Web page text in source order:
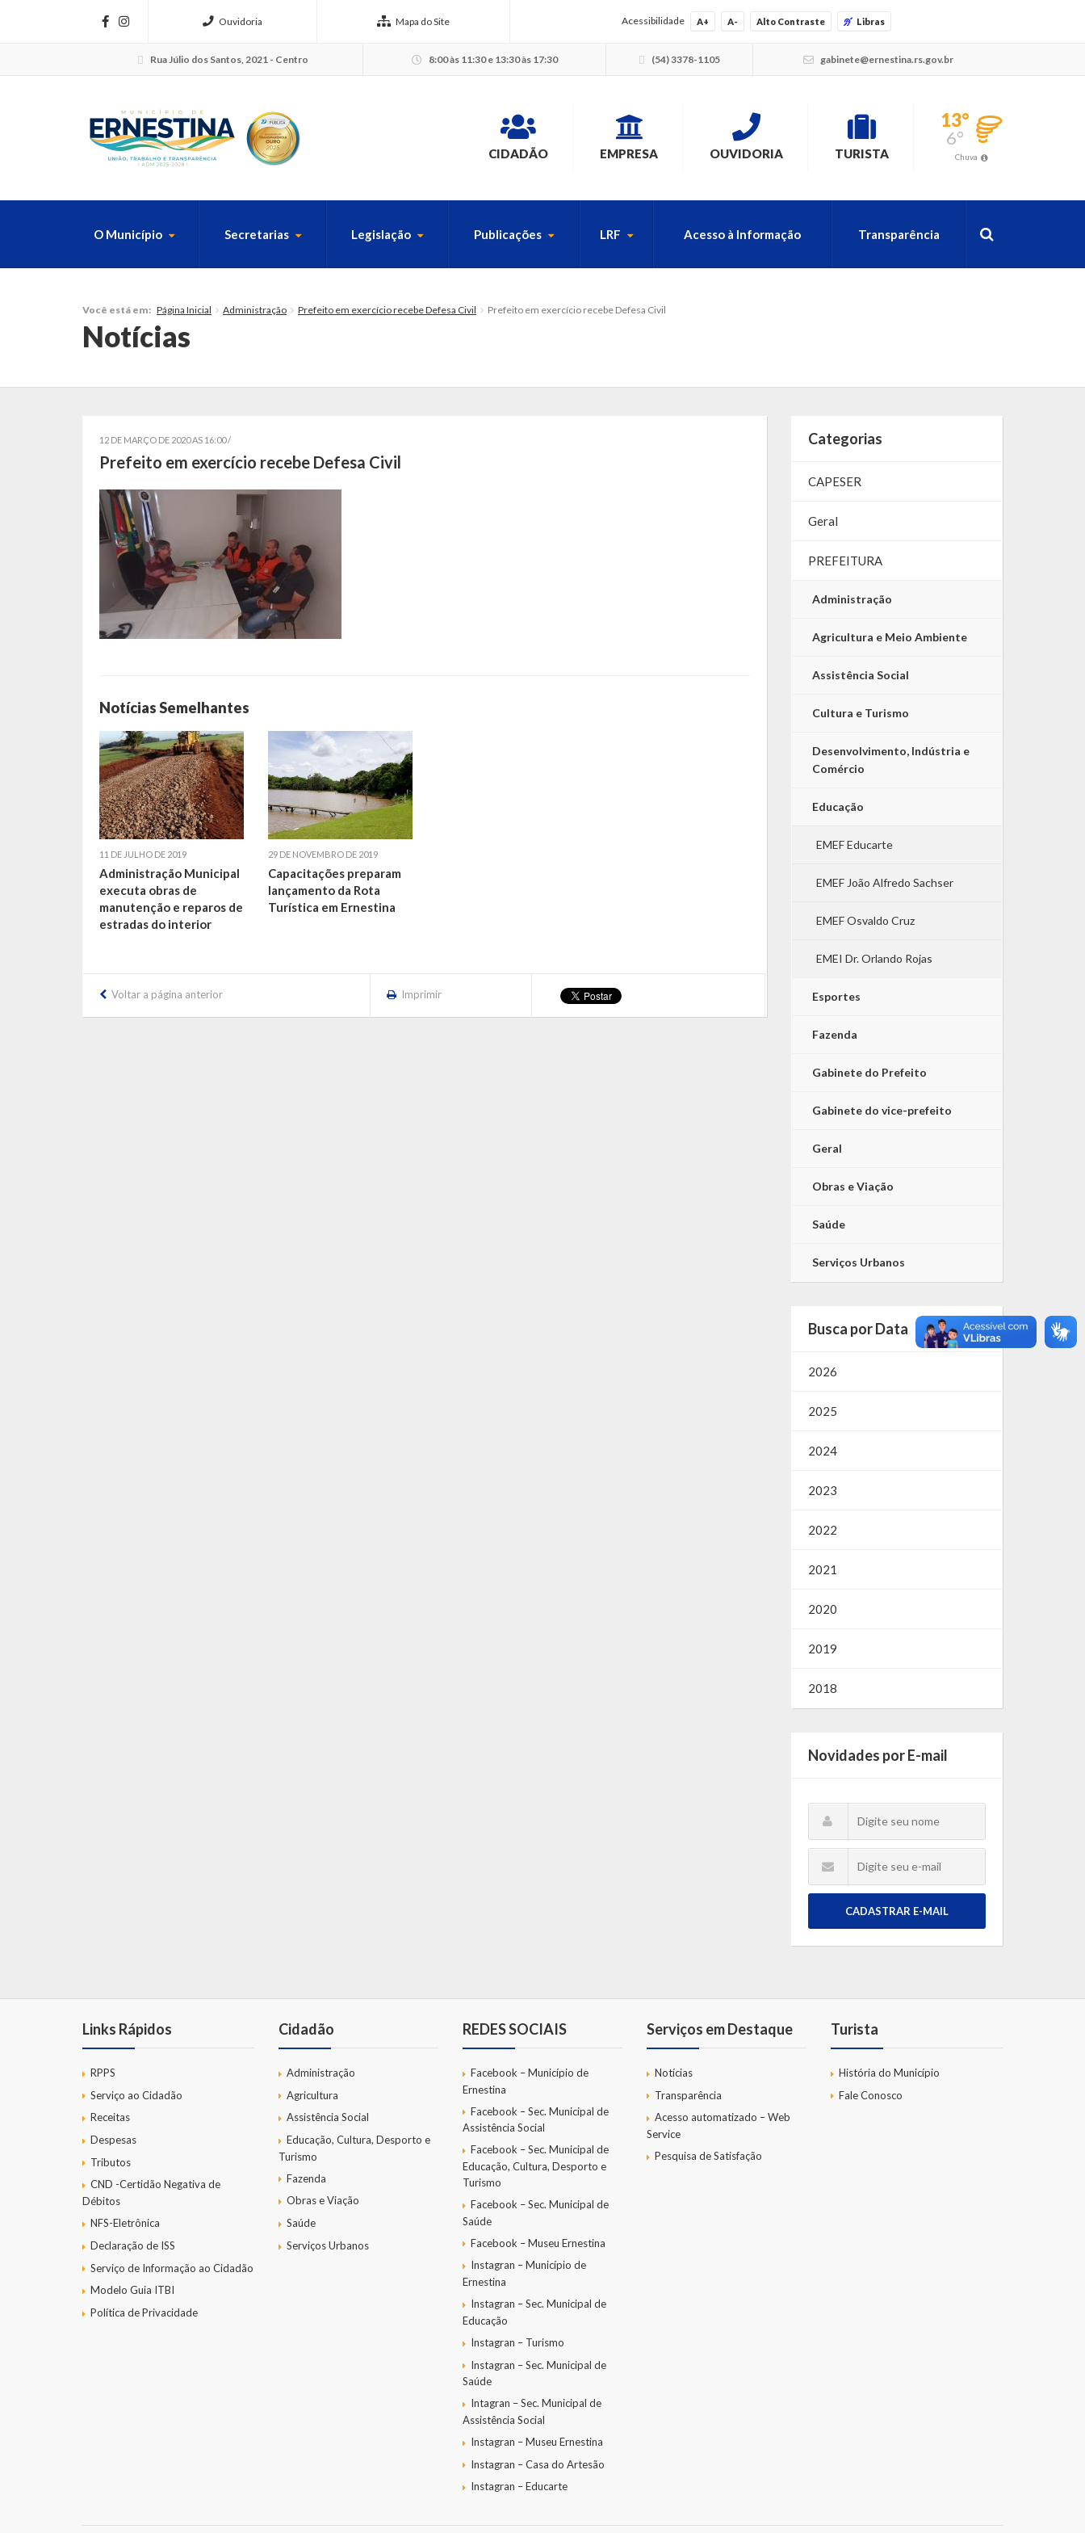
Ouvidoria Mapa do Site Acessibilidade A+ A- Alto Contraste Libras
Rua Júlio dos Santos, 2021 - Centro 8:00 às 11:30 e 13:30 às 17:30 (54) 3378-1105 gabinete@ernestina.rs.gov.br
CIDADÃO EMPRESA OUVIDORIA TURISTA
13°
6°
Chuva
O Município Secretarias Legislação Publicações LRF Acesso à Informação Transparência
Você está em: Página Inicial Administração Prefeito em exercício recebe Defesa Civil Prefeito em exercício recebe Defesa Civil
Notícias
12 DE MARÇO DE 2020 AS 16:00 /
Prefeito em exercício recebe Defesa Civil
Notícias Semelhantes
11 DE JULHO DE 2019
Administração Municipal
executa obras de
manutenção e reparos de
estradas do interior
29 DE NOVEMBRO DE 2019
Capacitações preparam
lançamento da Rota
Turística em Ernestina
Voltar a página anterior Imprimir
Categorias
CAPESER
Geral
PREFEITURA
Administração
Agricultura e Meio Ambiente
Assistência Social
Cultura e Turismo
Desenvolvimento, Indústria e
Comércio
Educação
EMEF Educarte
EMEF João Alfredo Sachser
EMEF Osvaldo Cruz
EMEI Dr. Orlando Rojas
Esportes
Fazenda
Gabinete do Prefeito
Gabinete do vice-prefeito
Geral
Obras e Viação
Saúde
Serviços Urbanos
Busca por Data
2026
2025
2024
2023
2022
2021
2020
2019
2018
Novidades por E-mail
CADASTRAR E-MAIL
Links Rápidos
RPPS
Serviço ao Cidadão
Receitas
Despesas
Tributos
CND -Certidão Negativa de
Débitos
NFS-Eletrônica
Declaração de ISS
Serviço de Informação ao Cidadão
Modelo Guia ITBI
Política de Privacidade
Cidadão
Administração
Agricultura
Assistência Social
Educação, Cultura, Desporto e
Turismo
Fazenda
Obras e Viação
Saúde
Serviços Urbanos
REDES SOCIAIS
Facebook – Município de
Ernestina
Facebook – Sec. Municipal de
Assistência Social
Facebook – Sec. Municipal de
Educação, Cultura, Desporto e
Turismo
Facebook – Sec. Municipal de
Saúde
Facebook – Museu Ernestina
Instagran – Município de
Ernestina
Instagran – Sec. Municipal de
Educação
Instagran – Turismo
Instagran – Sec. Municipal de
Saúde
Intagran – Sec. Municipal de
Assistência Social
Instagran – Museu Ernestina
Instagran – Casa do Artesão
Instagran – Educarte
Serviços em Destaque
Notícias
Transparência
Acesso automatizado – Web
Service
Pesquisa de Satisfação
Turista
História do Município
Fale Conosco